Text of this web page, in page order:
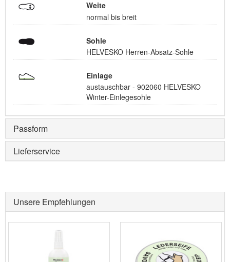
Weite
normal bis breit
Sohle
HELVESKO Herren-Absatz-Sohle
Einlage
austauschbar - 902060 HELVESKO
Winter-Einlegesohle
Passform
Lieferservice
Unsere Empfehlungen